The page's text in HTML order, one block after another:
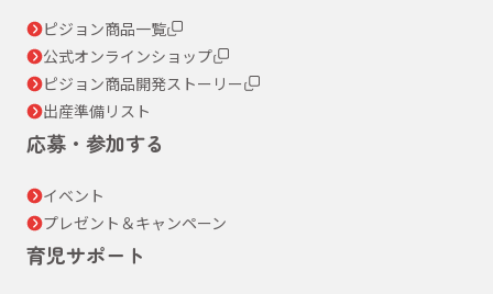
ピジョン商品一覧
公式オンラインショップ
ピジョン商品開発ストーリー
出産準備リスト
応募・参加する
イベント
プレゼント＆キャンペーン
育児サポート